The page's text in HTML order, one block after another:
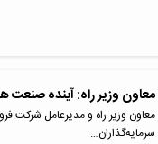
معاون وزیر راه: آینده صنعت
معاون وزیر راه و مدیرعامل شرکت
سرمایه‌گذاران…